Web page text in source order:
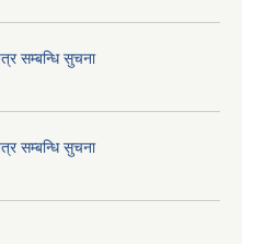
सम्बन्धि सुचना
सम्बन्धि सुचना